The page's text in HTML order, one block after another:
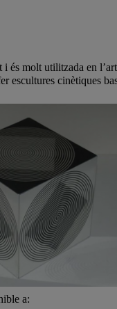
molt utilitzada en
escultures cinètiques
a: